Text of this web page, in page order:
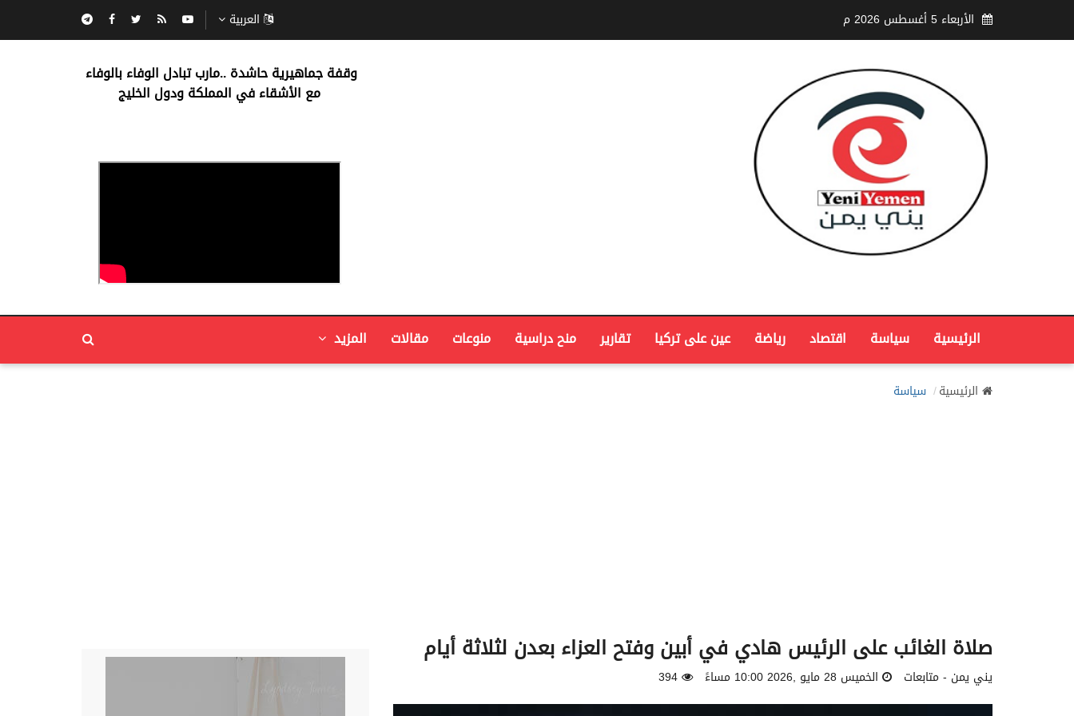
الأربعاء 5 أغسطس 2026 م العربية
‏وقفة جماهيرية حاشدة ..مارب ‏تبادل الوفاء بالوفاء ‏
مع الأشقاء في المملكة ودول الخليج
الرئيسية سياسة اقتصاد رياضة عين على تركيا تقارير منح دراسية منوعات مقالات المزيد
الرئيسية سياسة
صلاة الغائب على الرئيس هادي في أبين وفتح العزاء بعدن لثلاثة أيام
يني يمن - متابعات الخميس 28 مايو ,2026 10:00 مساءً 394